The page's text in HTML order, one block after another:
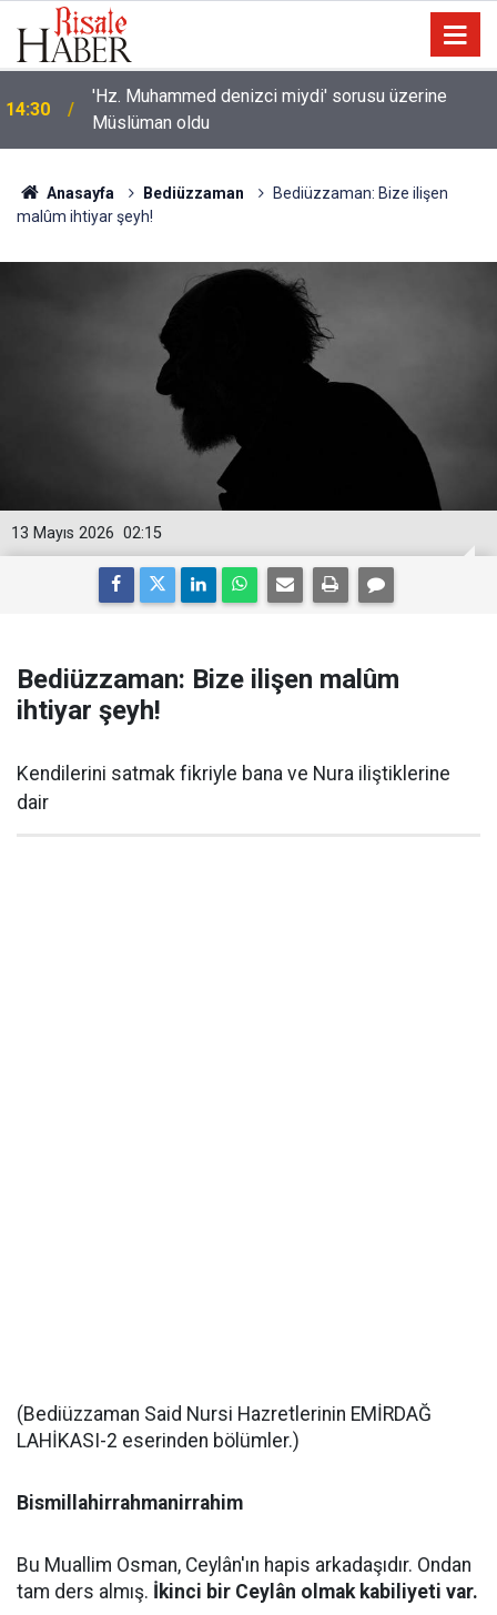
14:30
'Hz. Muhammed denizci miydi' sorusu üzerine
Müslüman oldu
Anasayfa Bediüzzaman
Bediüzzaman: Bize ilişen
malûm ihtiyar şeyh!
02:15
13 Mayıs 2026
Bediüzzaman: Bize ilişen malûm
ihtiyar şeyh!
Kendilerini satmak fikriyle bana ve Nura iliştiklerine
dair
(Bediüzzaman Said Nursi Hazretlerinin EMİRDAĞ
LAHİKASI-2 eserinden bölümler.)
Bismillahirrahmanirrahim
Bu Muallim Osman, Ceylân'ın hapis arkadaşıdır. Ondan
tam ders almış. İkinci bir Ceylân olmak kabiliyeti var.